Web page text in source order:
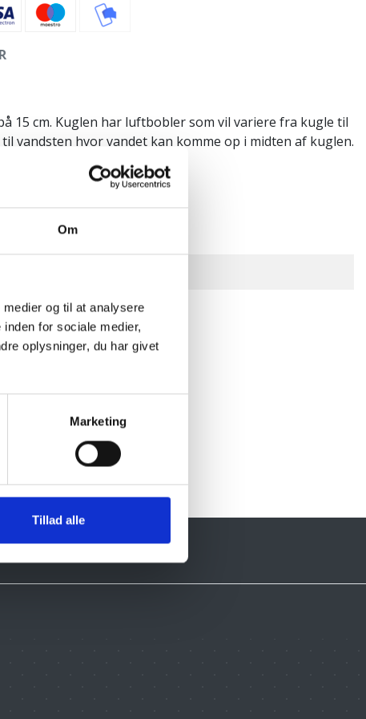
Om
og til at analysere
for sociale medier,
oplysninger, du har givet
Marketing
Tillad alle
15 cm. Kuglen har luftbobler som vil variere fra kugle til
vandsten hvor vandet kan komme op i midten af kuglen.